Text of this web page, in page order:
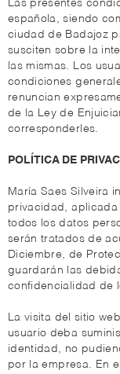
Las presentes
española, siendo
ciudad de Badajoz
susciten sobre la
las mismas. Los
condiciones
renuncian
de la Ley de
corresponderles.
POLÍTICA DE
María Saes Silveira
privacidad, aplicada
todos los datos
serán tratados de
Diciembre, de
guardarán las
confidencialidad de
La visita del sitio
usuario deba
identidad, no
por la empresa. En